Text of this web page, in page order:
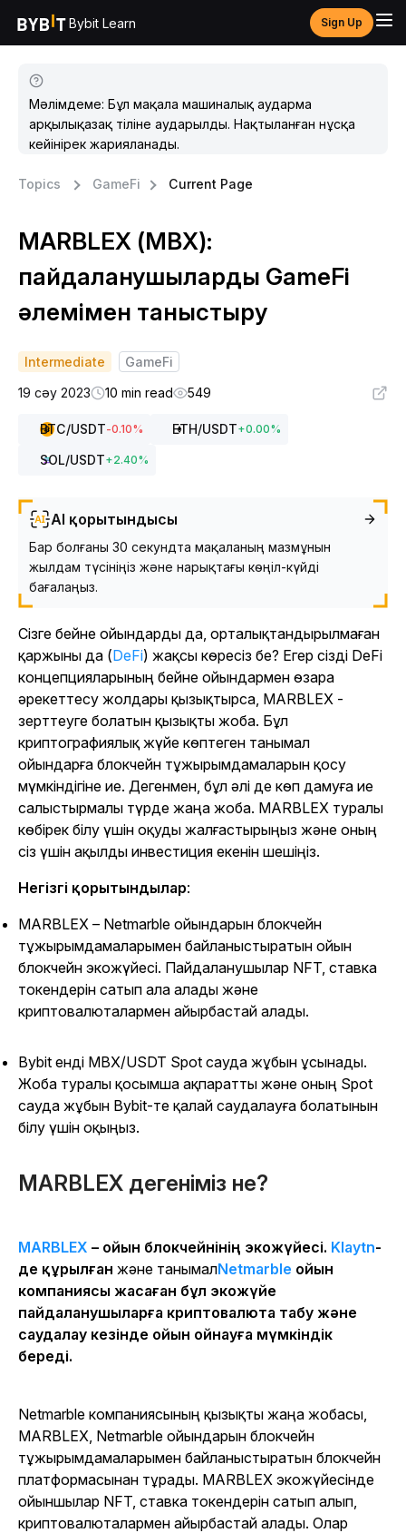
Bybit Learn Sign Up
Мәлімдеме: Бұл мақала машиналық аударма
арқылықазақ тіліне аударылды. Нақтыланған нұсқа
кейінірек жарияланады.
Topics GameFi Current Page
MARBLEX (MBX):
пайдаланушыларды GameFi
әлемімен таныстыру
Intermediate
GameFi
19 сәу 2023
10 min read 549
BTC/USDT-0.10% ETH/USDT+0.00%
SOL/USDT+2.40%
AI қорытындысы
Бар болғаны 30 секундта мақаланың мазмұнын
жылдам түсініңіз және нарықтағы көңіл-күйді
бағалаңыз.
Сізге бейне ойындарды да, орталықтандырылмаған
қаржыны да (DeFi) жақсы көресіз бе? Егер сізді DeFi
концепцияларының бейне ойындармен өзара
әрекеттесу жолдары қызықтырса, MARBLEX -
зерттеуге болатын қызықты жоба. Бұл
криптографиялық жүйе көптеген танымал
ойындарға блокчейн тұжырымдамаларын қосу
мүмкіндігіне ие. Дегенмен, бұл әлі де көп дамуға ие
салыстырмалы түрде жаңа жоба. MARBLEX туралы
көбірек білу үшін оқуды жалғастырыңыз және оның
сіз үшін ақылды инвестиция екенін шешіңіз.
Негізгі қорытындылар:
MARBLEX – Netmarble ойындарын блокчейн
тұжырымдамаларымен байланыстыратын ойын
блокчейн экожүйесі. Пайдаланушылар NFT, ставка
токендерін сатып ала алады және
криптовалюталармен айырбастай алады.
Bybit енді MBX/USDT Spot сауда жұбын ұсынады.
Жоба туралы қосымша ақпаратты және оның Spot
сауда жұбын Bybit-те қалай саудалауға болатынын
білу үшін оқыңыз.
MARBLEX дегеніміз не?
MARBLEX – ойын блокчейнінің экожүйесі. Klaytn-
де құрылған және танымалNetmarble ойын
компаниясы жасаған бұл экожүйе
пайдаланушыларға криптовалюта табу және
саудалау кезінде ойын ойнауға мүмкіндік
береді.
Netmarble компаниясының қызықты жаңа жобасы,
MARBLEX, Netmarble ойындарын блокчейн
тұжырымдамаларымен байланыстыратын блокчейн
платформасынан тұрады. MARBLEX экожүйесінде
ойыншылар NFT, ставка токендерін сатып алып,
криптовалюталармен айырбастай алады. Олар